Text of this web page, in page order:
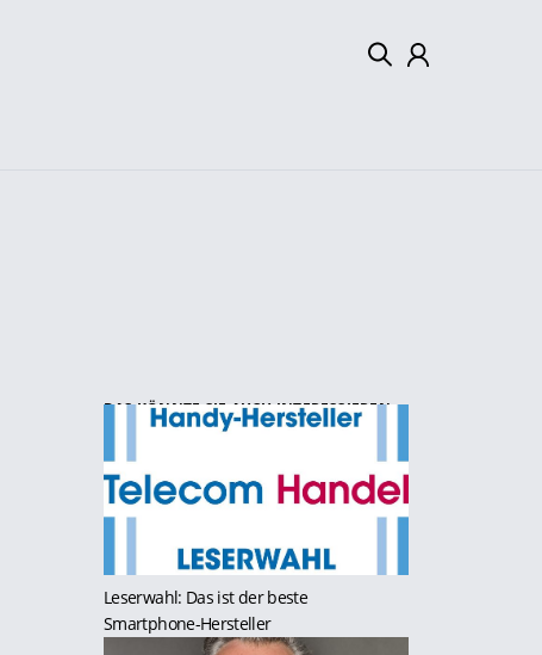
DAS KÖNNTE SIE AUCH INTERESSIEREN:
Leserwahl: Das ist der beste
Smartphone-Hersteller